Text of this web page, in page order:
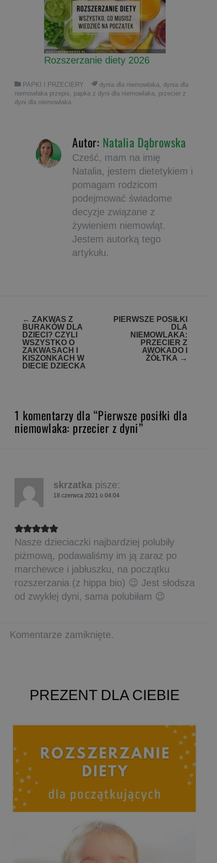
Rozszerzanie diety 2026
PAPKI I PRZECIERY dynia dla niemowlaka
dynia dla
niemowlaka przepis
papka z dyni dla niemowlaka
przecier z
dyni dla niemowlaka
Autor: Natalia Dąbrowska
Cześć, mam na imię
Natalia, jestem dietetykiem i
pomagam rodzicom
podejmować świadome
decyzje związane z
żywieniem niemowląt.
Jestem autorką tego
artykułu.
Zobacz
wpisy
← ZAKWAS Z
BURAKÓW DLA
DZIECI? CZYLI
WSZYSTKO O
ZAKWASACH I
KISZONKACH W
DIECIE DZIECKA
PIERWSZE POSIŁKI
DLA
NIEMOWLAKA:
PRZECIER Z
AWOKADO I
ŻÓŁTKA →
1 komentarzy dla “Pierwsze posiłki dla
niemowlaka: przecier z dyni”
skrzatka pisze:
18 czerwca 2021 o 04:04
Nasze dzieciaczki najbardziej polubiły
piżmową, podawaliśmy im ją zaraz po
marchewce i jabłuszku, na początku
rozszerzania (z hippa bio) 😉 Jest słodsza
od zwykłej dyni, sama polubiłam 😉
Komentarze zamiknięte.
PREZENT DLA CIEBIE